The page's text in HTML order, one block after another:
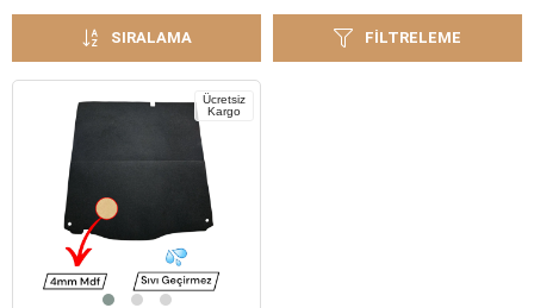
FILTRELEME
SIRALAMA
Ücretsiz
Kargo